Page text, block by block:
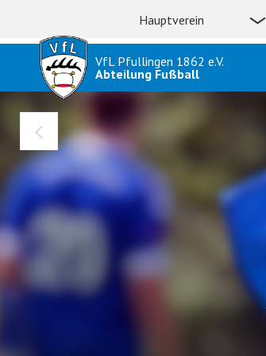
VfL Pfullingen 1862 e.V.
Abteilung Fußball
Hauptverein